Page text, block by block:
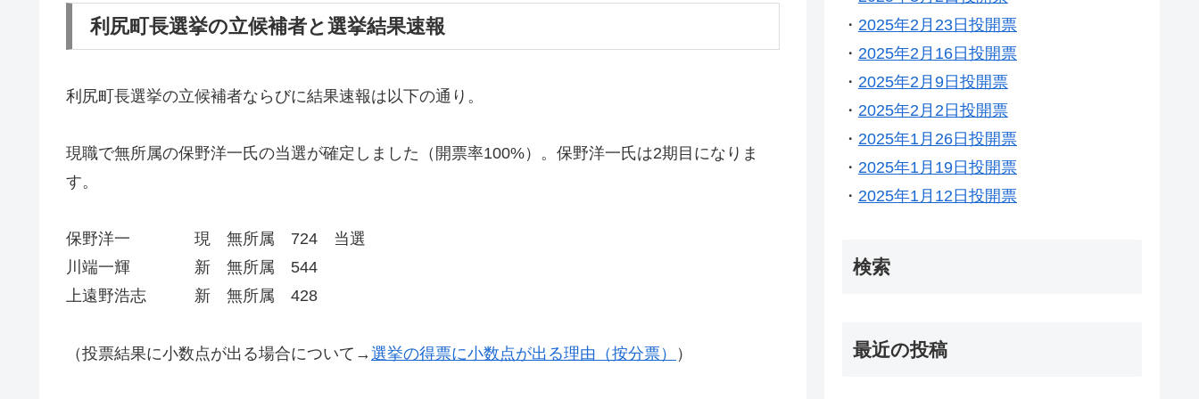
利尻町長選挙の立候補者と選挙結果速報
利尻町長選挙の立候補者ならびに結果速報は以下の通り。
現職で無所属の保野洋一氏の当選が確定しました（開票率100%）。保野洋一氏は2期目になりま
す。
保野洋一 現 無所属 724 当選
川端一輝 新 無所属 544
上遠野浩志 新 無所属 428
（投票結果に小数点が出る場合について→選挙の得票に小数点が出る理由（按分票） ）
・ 2025年2月23日投開票
・ 2025年2月16日投開票
・ 2025年2月9日投開票
・ 2025年2月2日投開票
・ 2025年1月26日投開票
・ 2025年1月19日投開票
・ 2025年1月12日投開票
検索
最近の投稿